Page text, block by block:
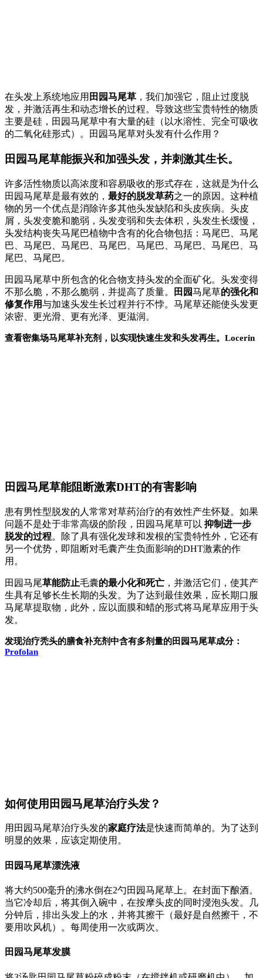
在头发上系统地应用 田园马尾草 ，我们加强它，阻止过度脱
发，并激活再生和动态增长的过程。导致这些宝贵特性的物质
主要是硅，田园马尾草中有大量的硅（以水溶性、完全可吸收
的二氧化硅形式）。田园马尾草对头发有什么作用？
田园马尾草能振兴和加强头发，并刺激其生长。
许多活性物质以高浓度和容易吸收的形式存在，这就是为什么
田园马尾草是最有效的， 最好的脱发草药之一的原因。这种植
物的另一个优点是消除许多其他头发缺陷和头皮疾病。头皮
屑，头发变脆和脆弱，头发变弱和失去体积，头发生长缓慢，
头发结构丧失马尾巴植物中含有的化合物包括：马尾巴、马尾
巴、马尾巴、马尾巴、马尾巴、马尾巴、马尾巴、马尾巴、马
尾巴、马尾巴。
田园马尾草中所包含的化合物支持头发的全面矿化。头发变得
不那么脆，不那么脆弱，并提高了质量。
田园马尾草的强化和
修复作用与加速头发生长过程并行不悖。马尾草还能使头发更
浓密、更光滑、更有光泽、更滋润。
查看密集场马尾草补充剂，以实现快速生发和头发再生。Locerin
田园马尾草能阻断激素DHT的有害影响
患有男性型脱发的人常常对草药治疗的有效性产生怀疑。如果
问题不是处于非常高级的阶段，田园马尾草可以 抑制进一步
脱发的过程。除了具有强化发球和发根的宝贵特性外，它还有
另一个优势，即阻断对毛囊产生负面影响的DHT激素的作
用。
田园马尾草能防止毛囊的最小化和死亡 ，并激活它们，使其产
生具有足够长生长期的头发。为了达到最佳效果，应长期口服
马尾草提取物，此外，应以面膜和蜡的形式将马尾草应用于头
发。
发现治疗秃头的膳食补充剂中含有多剂量的田园马尾草成分：
Profolan
如何使用田园马尾草治疗头发？
用田园马尾草治疗头发的家庭疗法是快速而简单的。为了达到
明显的效果，应该定期使用。
田园马尾草漂洗液
将大约500毫升的沸水倒在2勺田园马尾草上。在封面下酿酒。
当它冷却后，将其倒入碗中，在按摩头皮的同时浸泡头发。几
分钟后，排出头发上的水，并将其擦干（最好是自然擦干，不
要用吹风机）。每周使用一次或两次。
田园马尾草发膜